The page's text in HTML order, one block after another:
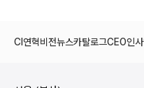
CI 연혁비전뉴스카탈로그CEO인